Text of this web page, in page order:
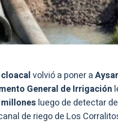
volvió a poner a
General de Irrigación
luego de detectar
de riego de Los